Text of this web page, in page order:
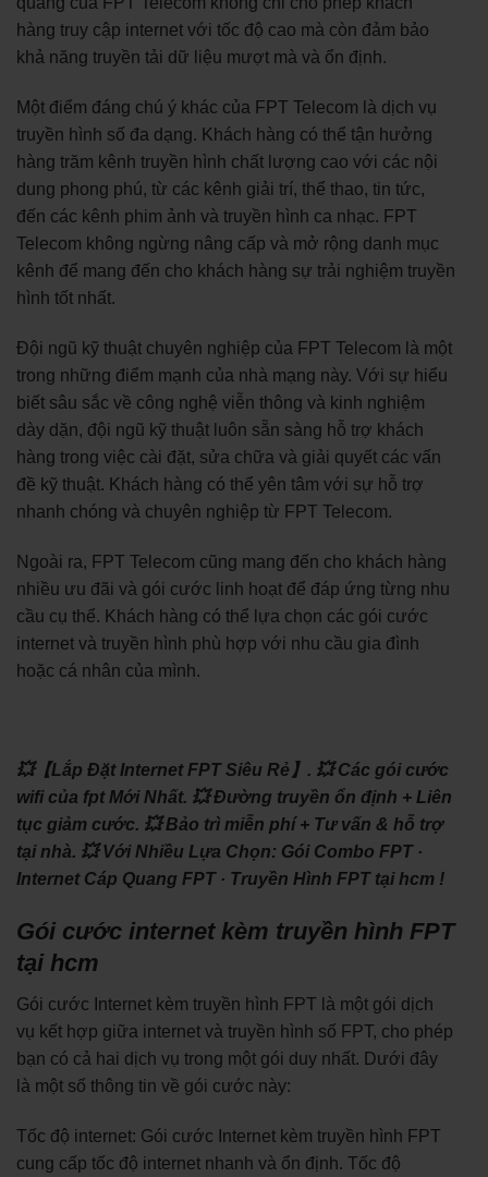
hàng truy cập internet với tốc độ cao mà còn đảm bảo
khả năng truyền tải dữ liệu mượt mà và ổn định.
Một điểm đáng chú ý khác của FPT Telecom là dịch vụ
truyền hình số đa dạng. Khách hàng có thể tận hưởng
hàng trăm kênh truyền hình chất lượng cao với các nội
dung phong phú, từ các kênh giải trí, thể thao, tin tức,
đến các kênh phim ảnh và truyền hình ca nhạc. FPT
Telecom không ngừng nâng cấp và mở rộng danh mục
kênh để mang đến cho khách hàng sự trải nghiệm truyền
hình tốt nhất.
Đội ngũ kỹ thuật chuyên nghiệp của FPT Telecom là một
trong những điểm mạnh của nhà mạng này. Với sự hiểu
biết sâu sắc về công nghệ viễn thông và kinh nghiệm
dày dặn, đội ngũ kỹ thuật luôn sẵn sàng hỗ trợ khách
hàng trong việc cài đặt, sửa chữa và giải quyết các vấn
đề kỹ thuật. Khách hàng có thể yên tâm với sự hỗ trợ
nhanh chóng và chuyên nghiệp từ FPT Telecom.
Ngoài ra, FPT Telecom cũng mang đến cho khách hàng
nhiều ưu đãi và gói cước linh hoạt để đáp ứng từng nhu
cầu cụ thể. Khách hàng có thể lựa chọn các gói cước
internet và truyền hình phù hợp với nhu cầu gia đình
hoặc cá nhân của mình.
💥【Lắp Đặt Internet FPT Siêu Rẻ】. 💥 Các gói cước
wifi của fpt Mới Nhất. 💥 Đường truyền ổn định + Liên
tục giảm cước. 💥 Bảo trì miễn phí + Tư vấn & hỗ trợ
tại nhà. 💥 Với Nhiều Lựa Chọn: ‎Gói Combo FPT ·
‎Internet Cáp Quang FPT · ‎Truyền Hình FPT tại hcm !
Gói cước internet kèm truyền hình FPT
tại hcm
Gói cước Internet kèm truyền hình FPT là một gói dịch
vụ kết hợp giữa internet và truyền hình số FPT, cho phép
bạn có cả hai dịch vụ trong một gói duy nhất. Dưới đây
là một số thông tin về gói cước này:
Tốc độ internet: Gói cước Internet kèm truyền hình FPT
cung cấp tốc độ internet nhanh và ổn định. Tốc độ